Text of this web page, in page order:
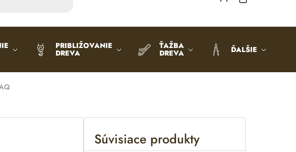
PRIBLIŽOVANIE
DREVA
ŤAŽBA
DREVA ĎALŠIE
Súvisiace produkty
e
: